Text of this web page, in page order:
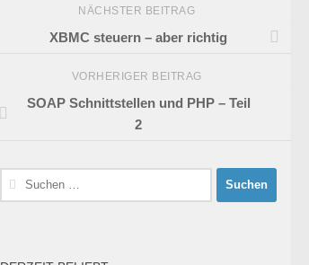
NÄCHSTER BEITRAG
XBMC steuern – aber richtig
VORHERIGER BEITRAG
SOAP Schnittstellen und PHP – Teil
2
Suchen
nach: